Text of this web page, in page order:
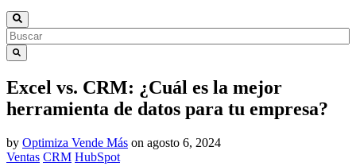
Excel vs. CRM: ¿Cuál es la mejor
herramienta de datos para tu empresa?
by Optimiza Vende Más on agosto 6, 2024
Ventas CRM HubSpot